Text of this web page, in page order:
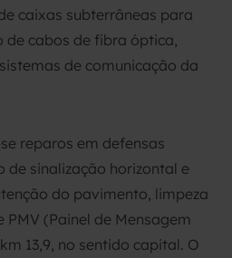
caixas subterrâneas para
de cabos de fibra óptica,
de comunicação da
reparos em defensas
sinalização horizontal e
do pavimento, limpeza
(Painel de Mensagem
13,9, no sentido capital. O